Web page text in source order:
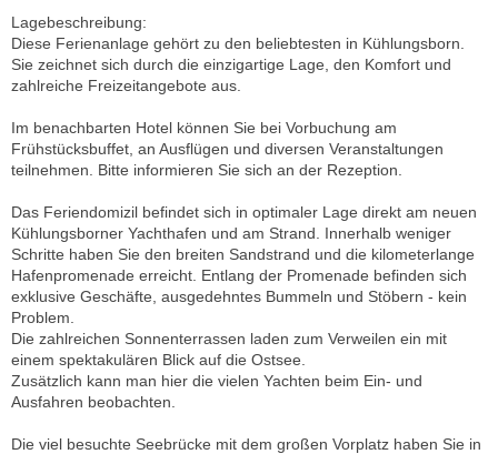
Lagebeschreibung:
Diese Ferienanlage gehört zu den beliebtesten in Kühlungsborn.
Sie zeichnet sich durch die einzigartige Lage, den Komfort und
zahlreiche Freizeitangebote aus.
Im benachbarten Hotel können Sie bei Vorbuchung am
Frühstücksbuffet, an Ausflügen und diversen Veranstaltungen
teilnehmen. Bitte informieren Sie sich an der Rezeption.
Das Feriendomizil befindet sich in optimaler Lage direkt am neuen
Kühlungsborner Yachthafen und am Strand. Innerhalb weniger
Schritte haben Sie den breiten Sandstrand und die kilometerlange
Hafenpromenade erreicht. Entlang der Promenade befinden sich
exklusive Geschäfte, ausgedehntes Bummeln und Stöbern - kein
Problem.
Die zahlreichen Sonnenterrassen laden zum Verweilen ein mit
einem spektakulären Blick auf die Ostsee.
Zusätzlich kann man hier die vielen Yachten beim Ein- und
Ausfahren beobachten.
Die viel besuchte Seebrücke mit dem großen Vorplatz haben Sie in